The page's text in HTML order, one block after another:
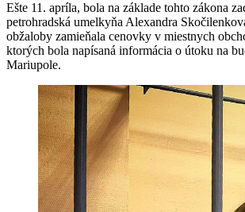
Ešte 11. apríla, bola na základe tohto zákona
petrohradská umelkyňa Alexandra
obžaloby zamieňala cenovky v miestnych
ktorých bola napísaná informácia o útoku na
Mariupole.